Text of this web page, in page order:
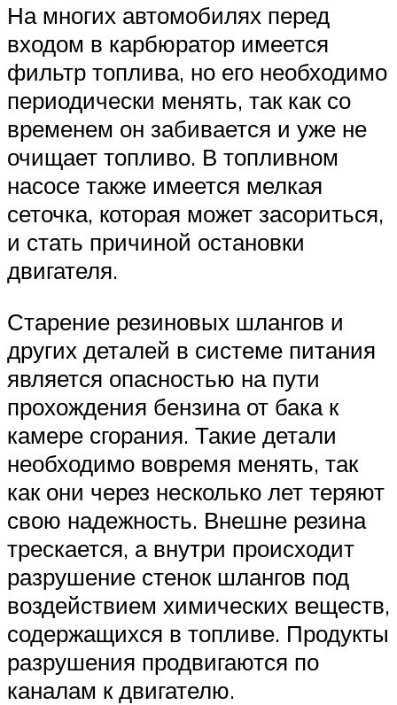
На многих автомобилях перед
входом в карбюратор имеется
фильтр топлива, но его необходимо
периодически менять, так как со
временем он забивается и уже не
очищает топливо. В топливном
насосе также имеется мелкая
сеточка, которая может засориться,
и стать причиной остановки
двигателя.
Старение резиновых шлангов и
других деталей в системе питания
является опасностью на пути
прохождения бензина от бака к
камере сгорания. Такие детали
необходимо вовремя менять, так
как они через несколько лет теряют
свою надежность. Внешне резина
трескается, а внутри происходит
разрушение стенок шлангов под
воздействием химических веществ,
содержащихся в топливе. Продукты
разрушения продвигаются по
каналам к двигателю.